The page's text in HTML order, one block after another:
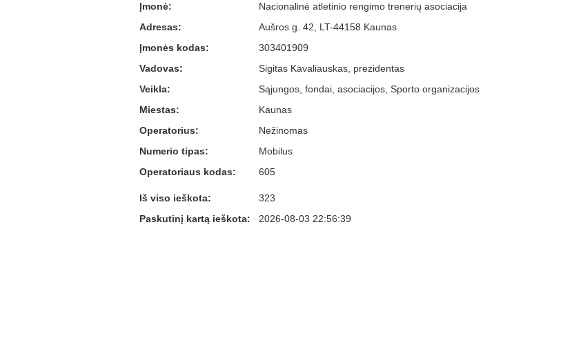
Įmonė:
Nacionalinė atletinio rengimo trenerių asociacija
Adresas:
Aušros g. 42, LT-44158 Kaunas
Įmonės kodas:
303401909
Vadovas:
Sigitas Kavaliauskas, prezidentas
Veikla:
Sąjungos, fondai, asociacijos, Sporto organizacijos
Miestas:
Kaunas
Operatorius:
Nežinomas
Numerio tipas:
Mobilus
Operatoriaus kodas:
605
Iš viso ieškota:
323
Paskutinį kartą ieškota:
2026-08-03 22:56:39